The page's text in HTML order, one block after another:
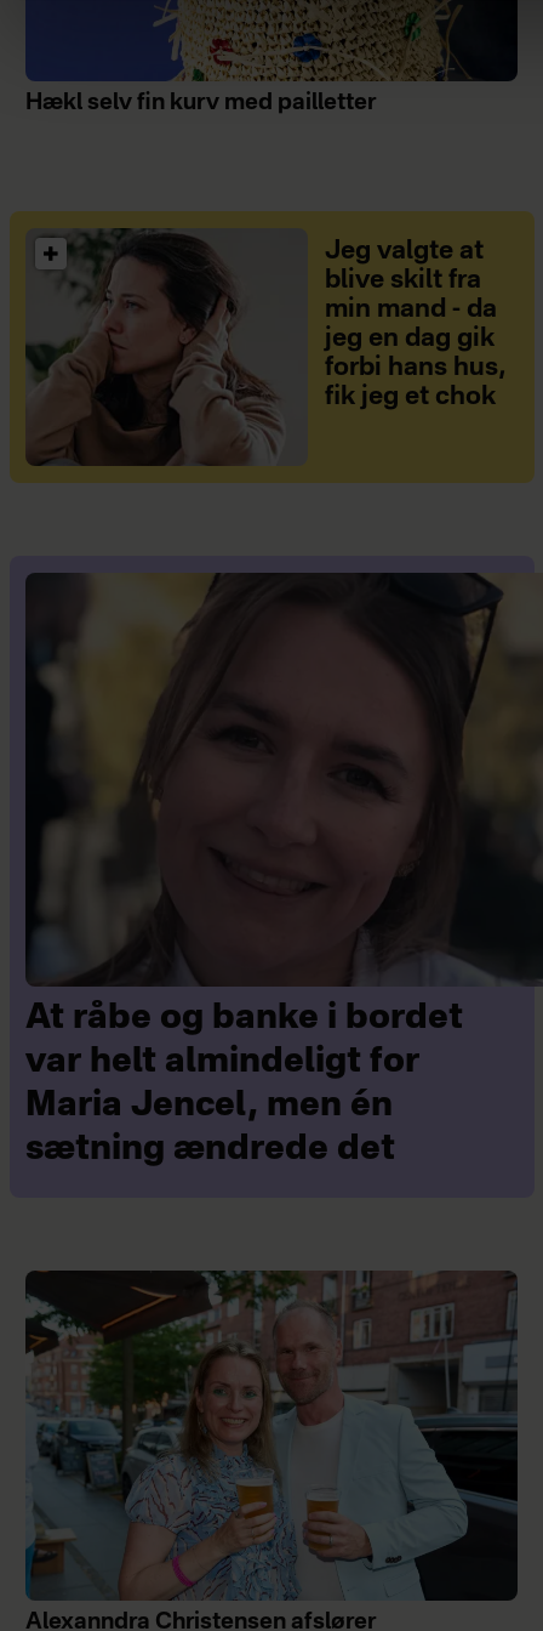
Hækl selv fin kurv med pailletter
Jeg valgte at
blive skilt fra
min mand - da
jeg en dag gik
forbi hans hus,
fik jeg et chok
At råbe og banke i bordet
var helt almindeligt for
Maria Jencel, men én
sætning ændrede det
Alexanndra Christensen afslører